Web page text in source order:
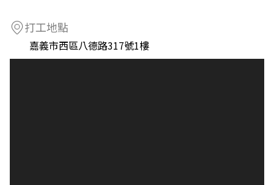
打工地點
嘉義市西區八德路317號1樓